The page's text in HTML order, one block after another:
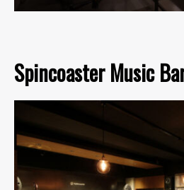
Spincoaster Music